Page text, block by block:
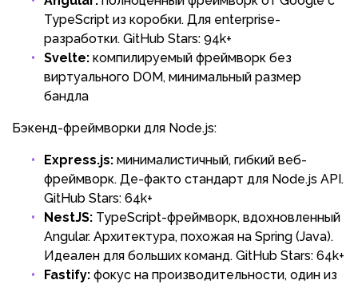
TypeScript из коробки. Для enterprise-
разработки. GitHub Stars: 94k+
Svelte: компилируемый фреймворк без
виртуального DOM, минимальный размер
бандла
Бэкенд-фреймворки для Node.js:
Express.js: минималистичный, гибкий веб-
фреймворк. Де-факто стандарт для Node.js API.
GitHub Stars: 64k+
NestJS: TypeScript-фреймворк, вдохновленный
Angular. Архитектура, похожая на Spring (Java).
Идеален для больших команд. GitHub Stars: 64k+
Fastify: фокус на производительности, один из